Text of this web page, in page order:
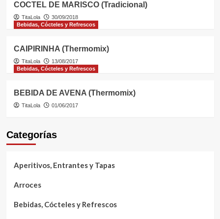
COCTEL DE MARISCO (Tradicional)
TitaLola
30/09/2018
Bebidas, Cócteles y Refrescos
CAIPIRINHA (Thermomix)
TitaLola
13/08/2017
Bebidas, Cócteles y Refrescos
BEBIDA DE AVENA (Thermomix)
TitaLola 01/06/2017
Categorías
Aperitivos, Entrantes y Tapas
Arroces
Bebidas, Cócteles y Refrescos